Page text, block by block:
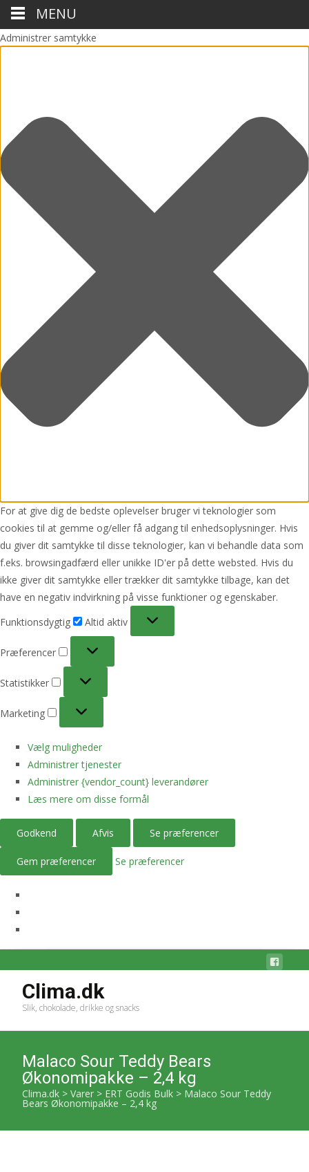
Administrer samtykke
For at give dig de bedste oplevelser bruger vi teknologier som
cookies til at gemme og/eller få adgang til enhedsoplysninger. Hvis
du giver dit samtykke til disse teknologier, kan vi behandle data som
f.eks. browsingadfærd eller unikke ID'er på dette websted. Hvis du
ikke giver dit samtykke eller trækker dit samtykke tilbage, kan det
have en negativ indvirkning på visse funktioner og egenskaber.
Funktionsdygtig
Altid aktiv
Præferencer
Statistikker
Marketing
Vælg muligheder
Administrer tjenester
Administrer {vendor_count} leverandører
Læs mere om disse formål
Godkend Afvis Se præferencer
Gem præferencer Se præferencer
Clima.dk
Slik, chokolade, drikke og snacks
Malaco Sour Teddy Bears
Økonomipakke – 2,4 kg
Clima.dk > Varer > ERT Godis Bulk > Malaco Sour Teddy
Bears Økonomipakke – 2,4 kg
MENU